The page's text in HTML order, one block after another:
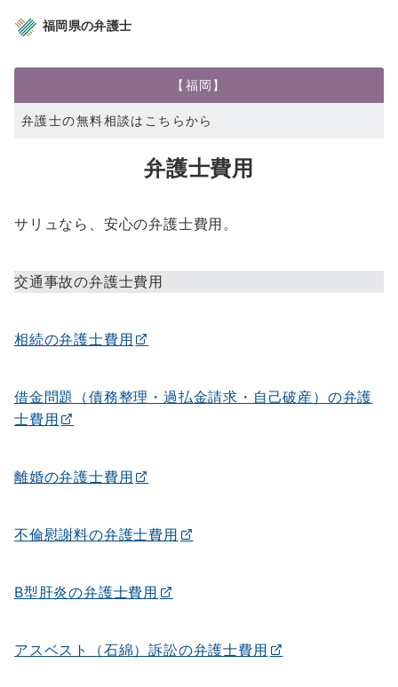
福岡県の弁護士
【福岡】
弁護士の無料相談はこちらから
弁護士費用
サリュなら、安心の弁護士費用。
交通事故の弁護士費用
相続の弁護士費用
借金問題（債務整理・過払金請求・自己破産）の弁護
士費用
離婚の弁護士費用
不倫慰謝料の弁護士費用
B型肝炎の弁護士費用
アスベスト（石綿）訴訟の弁護士費用